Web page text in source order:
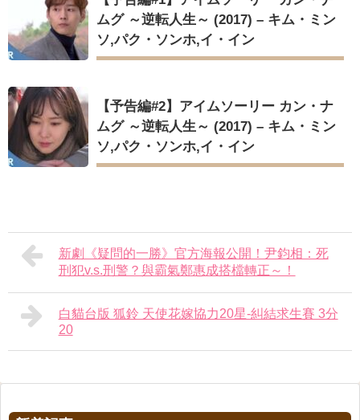
ムグ ～逆転人生～ (2017) – キム・ミン
ソ,パク・ソンホ,イ・イン
【予告編#2】アイムソーリー カン・ナ
ムグ ～逆転人生～ (2017) – キム・ミン
ソ,パク・ソンホ,イ・イン
新劇《疑問的一勝》官方海報公開！尹鈞相：死
刑犯v.s.刑警？與霸氣鄭惠成搭檔轉正～！
白貓台版 狐鈴 天使花嫁協力20星-糾結求生賽 3分
20